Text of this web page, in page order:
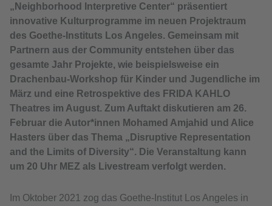
„Neighborhood Interpretive Center“ präsentiert
innovative Kulturprogramme im neuen Projektraum
des Goethe-Instituts Los Angeles. Gemeinsam mit
Partnern aus der Community entstehen über das
gesamte Jahr Projekte, wie beispielsweise ein
Drachenbau-Workshop für Kinder und Jugendliche im
März und eine Retrospektive des FRIDA KAHLO
Theatres im August. Zum Auftakt diskutieren am 26.
Februar die Autor*innen Mohamed Amjahid und Alice
Hasters über das Thema „Disruptive Representation
and the Limits of Diversity“. Die Veranstaltung kann
um 20 Uhr MEZ als Livestream verfolgt werden.
Im Oktober 2021 zog das Goethe-Institut Los Angeles in